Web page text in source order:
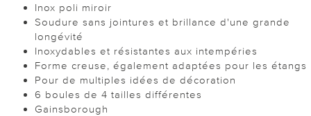
Inox poli miroir
Soudure sans jointures et brillance d'une grande
longévité
Inoxydables et résistantes aux intempéries
Forme creuse, également adaptées pour les étangs
Pour de multiples idées de décoration
6 boules de 4 tailles différentes
Gainsborough